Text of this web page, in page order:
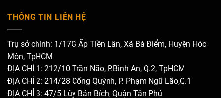
THÔNG TIN LIÊN HỆ
Trụ sở chính: 1/17G Ấp Tiền Lân, Xã Bà Điểm, Huyện Hóc
Môn, TpHCM
ĐỊA CHỈ 1: 212/10 Trần Não, P.Bình An, Q.2, TpHCM
ĐỊA CHỈ 2: 214/28 Cống Quỳnh, P. Phạm Ngũ Lão,Q.1
ĐỊA CHỈ 3: 47/5 Lũy Bán Bích, Quận Tân Phú